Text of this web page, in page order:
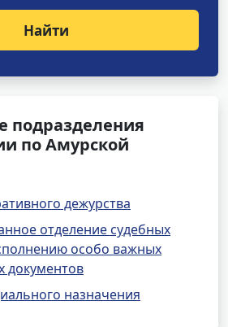
Найти
подразделения
по Амурской
дежурства
отделение судебных
особо важных
документов
назначения